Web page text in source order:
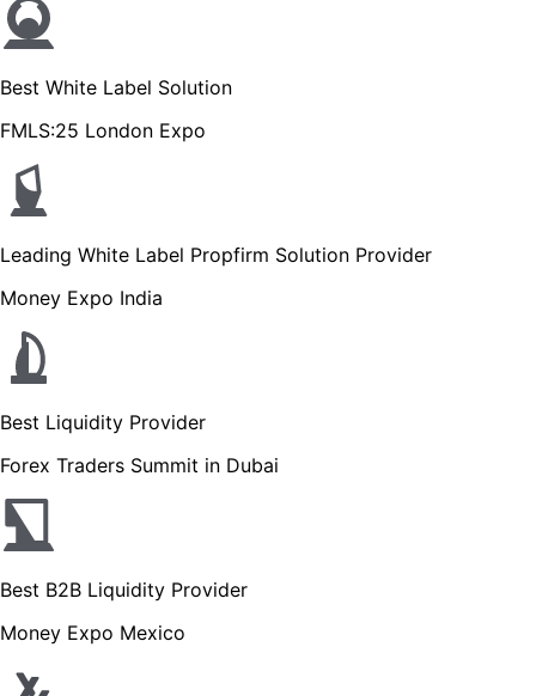
Best White Label Solution
FMLS:25 London Expo
Leading White Label Propfirm Solution Provider
Money Expo India
Best Liquidity Provider
Forex Traders Summit in Dubai
Best B2B Liquidity Provider
Money Expo Mexico